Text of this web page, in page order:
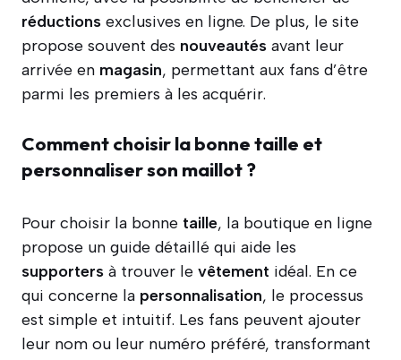
réductions exclusives en ligne. De plus, le site
propose souvent des nouveautés avant leur
arrivée en magasin, permettant aux fans d’être
parmi les premiers à les acquérir.
Comment choisir la bonne taille et
personnaliser son maillot ?
Pour choisir la bonne taille, la boutique en ligne
propose un guide détaillé qui aide les
supporters à trouver le vêtement idéal. En ce
qui concerne la personnalisation, le processus
est simple et intuitif. Les fans peuvent ajouter
leur nom ou leur numéro préféré, transformant